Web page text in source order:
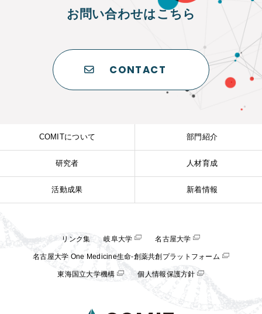
お問い合わせはこちら
CONTACT
COMITについて 部門紹介
研究者 人材育成
活動成果 新着情報
リンク集 岐阜大学 名古屋大学
名古屋大学 One Medicine生命-創薬共創プラットフォーム
東海国立大学機構 個人情報保護方針